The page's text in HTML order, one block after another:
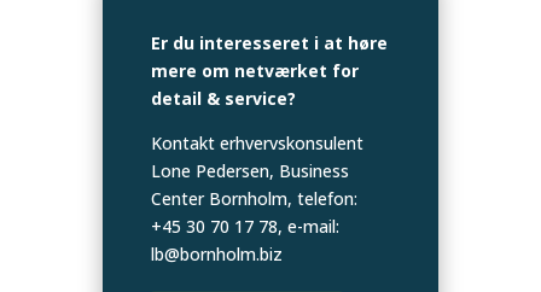
Er du interesseret i at høre
mere om netværket for
detail & service?
Kontakt erhvervskonsulent
Lone Pedersen, Business
Center Bornholm, telefon:
+45 30 70 17 78, e-mail:
lb@bornholm.biz